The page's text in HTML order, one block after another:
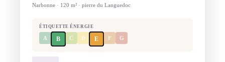
Narbonne · 120 m² · pierre du Languedoc
ÉTIQUETTE ÉNERGIE
A B C D E F G